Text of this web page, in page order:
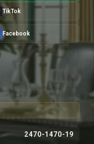
TikTok
Facebook
2470-1470-19